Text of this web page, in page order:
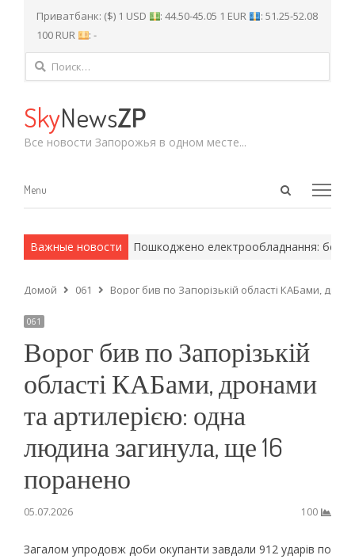
Приватбанк: ($) 1 USD : 44.50-45.05 1 EUR
: 51.25-52.08
100 RUR
: -
Найти:
SkyNewsZP
Все новости Запорожья в одном месте...
Open
Menu
Menu
Важные новости
методы. Пошкоджено електрообладнання: без
Домой 061 Ворог бив по Запорізькій області КАБами,
061
Ворог бив по Запорізькій
області КАБами, дронами
та артилерією: одна
людина загинула, ще 16
поранено
05.07.2026 100
Загалом упродовж доби окупанти завдали 912 ударів по